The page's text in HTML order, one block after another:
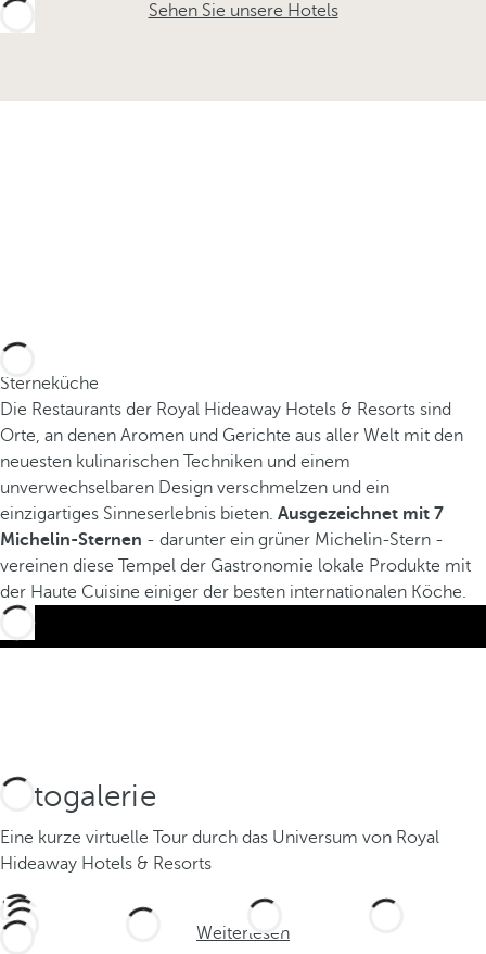
Sehen Sie unsere Hotels
Sterneküche
Die Restaurants der Royal Hideaway Hotels & Resorts sind
Orte, an denen Aromen und Gerichte aus aller Welt mit den
neuesten kulinarischen Techniken und einem
unverwechselbaren Design verschmelzen und ein
einzigartiges Sinneserlebnis bieten. Ausgezeichnet mit 7
Michelin-Sternen - darunter ein grüner Michelin-Stern -
vereinen diese Tempel der Gastronomie lokale Produkte mit
der Haute Cuisine einiger der besten internationalen Köche.
Fotogalerie
Eine kurze virtuelle Tour durch das Universum von Royal
Hideaway Hotels & Resorts
Weiterlesen